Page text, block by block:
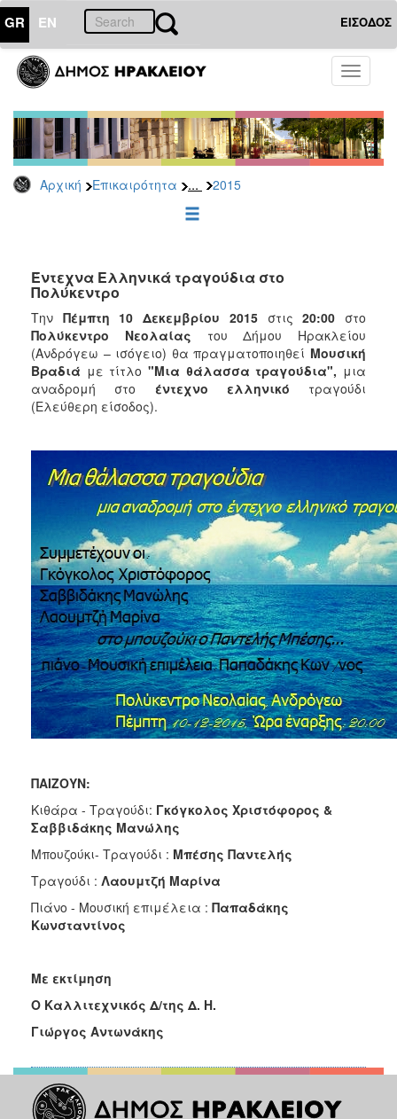
GR EN ΕΙΣΟΔΟΣ
Toggle
Αρχική Επικαιρότητα ... 2015
ΕΠΙΚΑΙΡΟΤΗΤΑ
Τύπου
Αρχείο
2026
2025
2022
2021
2020
2019
2018
2017
2013
2012
2011
2010
2006
ΔΗΜΟΤΗΣ
ΕΠΙΣΚΕΠΤΗΣ
Έντεχνα Ελληνικά τραγούδια στο
Πολύκεντρο
Την Πέμπτη 10 Δεκεμβρίου 2015στις20:00 στο
Πολύκεντρο
Νεολαίας του Δήμου Ηρακλείου
(Ανδρόγεω – ισόγειο) θα πραγματοποιηθεί Μουσική
Βραδιά με τίτλο "Μια θάλασσα τραγούδια", μια
αναδρομή στο έντεχνο ελληνικό τραγούδι
(Ελεύθερη είσοδος).
ΠΑΙΖΟΥΝ:
Κιθάρα - Τραγούδι: Γκόγκολος Χριστόφορος &
Σαββιδάκης Μανώλης
Μπουζούκι- Τραγούδι : Μπέσης Παντελής
Τραγούδι : Λαουμτζή Μαρίνα
Πιάνο - Μουσική επιμέλεια : Παπαδάκης
Κωνσταντίνος
Με εκτίμηση
Ο Καλλιτεχνικός Δ/της Δ. Η.
Γιώργος Αντωνάκης